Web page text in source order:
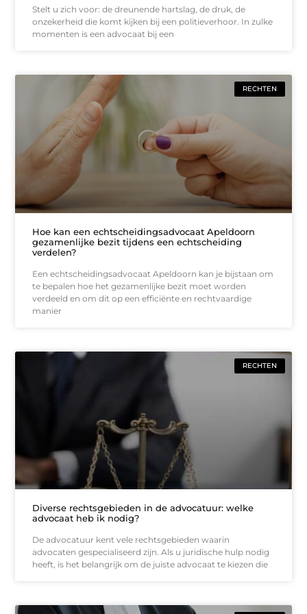
Stelt u zich voor: de dreunende hartslag, de druk, de
onzekerheid die komt kijken bij een politieverhoor. In zulke
momenten is een advocaat bij een
RECHTEN
Hoe kan een echtscheidingsadvocaat Apeldoorn
gezamenlijke bezit tijdens een echtscheiding
verdelen?
Een echtscheidingsadvocaat Apeldoorn kan je bijstaan om
te bepalen hoe het gezamenlijke bezit moet worden
verdeeld en om dit op een efficiënte en rechtvaardige
manier
RECHTEN
Diverse rechtsgebieden in de advocatuur: welke
advocaat heb ik nodig?
De advocatuur kent vele rechtsgebieden waarin
advocaten gespecialiseerd zijn. Als u juridische hulp nodig
heeft, is het belangrijk om de juiste advocaat te kiezen die